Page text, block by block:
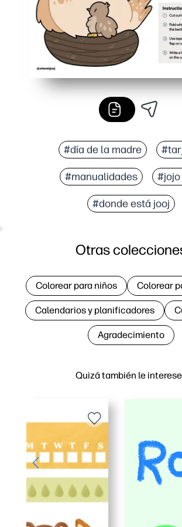
#día de la madre
#manualidades
#donde está jooj
Quizá también le
Otras
Colorear para niños Colorear
Calendarios y planificadores
Agradecimiento